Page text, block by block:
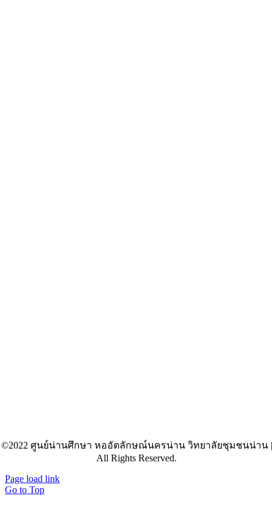
©2022 ศูนย์น่านศึกษา หออัตลักษณ์นครน่าน วิทยาลัยชุมชนน่าน |
All Rights Reserved.
Page load link
Go to Top